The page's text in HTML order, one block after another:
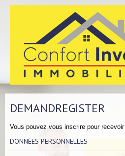
DEMANDREGISTER
Vous pouvez vous inscrire pour
DONNÉES PERSONNELLES